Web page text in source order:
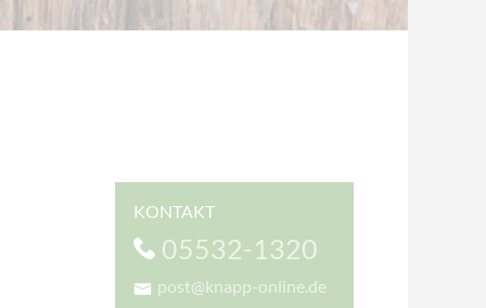
KONTAKT
05532-1320
post@knapp-online.de